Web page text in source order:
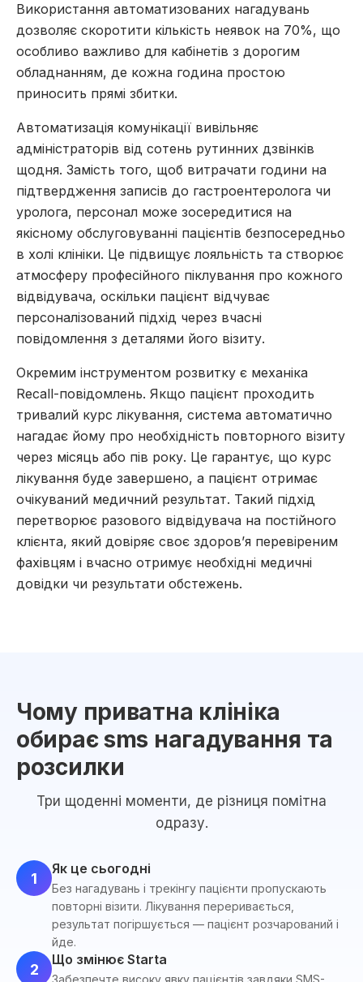
Використання автоматизованих нагадувань
дозволяє скоротити кількість неявок на 70%, що
особливо важливо для кабінетів з дорогим
обладнанням, де кожна година простою
приносить прямі збитки.
Автоматизація комунікації вивільняє
адміністраторів від сотень рутинних дзвінків
щодня. Замість того, щоб витрачати години на
підтвердження записів до гастроентеролога чи
уролога, персонал може зосередитися на
якісному обслуговуванні пацієнтів безпосередньо
в холі клініки. Це підвищує лояльність та створює
атмосферу професійного піклування про кожного
відвідувача, оскільки пацієнт відчуває
персоналізований підхід через вчасні
повідомлення з деталями його візиту.
Окремим інструментом розвитку є механіка
Recall-повідомлень. Якщо пацієнт проходить
тривалий курс лікування, система автоматично
нагадає йому про необхідність повторного візиту
через місяць або пів року. Це гарантує, що курс
лікування буде завершено, а пацієнт отримає
очікуваний медичний результат. Такий підхід
перетворює разового відвідувача на постійного
клієнта, який довіряє своє здоров’я перевіреним
фахівцям і вчасно отримує необхідні медичні
довідки чи результати обстежень.
Чому приватна клініка
обирає sms нагадування та
розсилки
Три щоденні моменти, де різниця помітна
одразу.
1
Як це сьогодні
Без нагадувань і трекінгу пацієнти пропускають
повторні візити. Лікування переривається,
результат погіршується — пацієнт розчарований і
йде.
2
Що змінює Starta
Забезпечте високу явку пацієнтів завдяки SMS-